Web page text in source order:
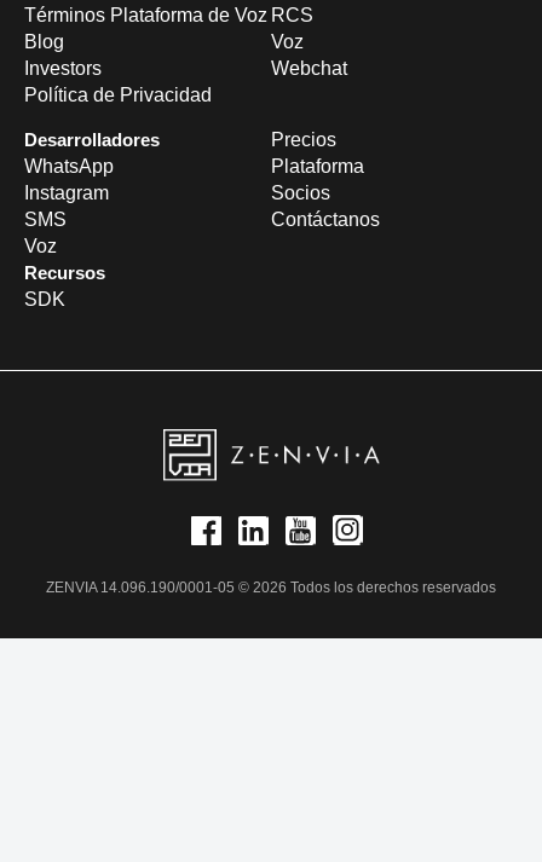
Términos Plataforma de Voz
Blog
Investors
Política de Privacidad
RCS
Voz
Webchat
Desarrolladores
WhatsApp
Instagram
SMS
Voz
Recursos
SDK
Precios
Plataforma
Socios
Contáctanos
ZENVIA 14.096.190/0001-05 © 2026 Todos los derechos reservados